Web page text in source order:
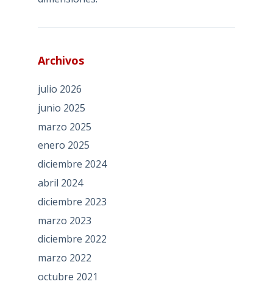
Archivos
julio 2026
junio 2025
marzo 2025
enero 2025
diciembre 2024
abril 2024
diciembre 2023
marzo 2023
diciembre 2022
marzo 2022
octubre 2021